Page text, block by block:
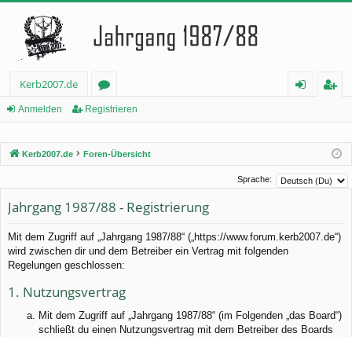
Kerb2007.de
or
de
rie
re
Anmelden Registrieren
Kerb2007.de Foren-Übersicht
Sprache:
Jahrgang 1987/88 - Registrierung
Mit dem Zugriff auf „Jahrgang 1987/88“ („https://www.forum.kerb2007.de“)
wird zwischen dir und dem Betreiber ein Vertrag mit folgenden
Regelungen geschlossen:
1. Nutzungsvertrag
Mit dem Zugriff auf „Jahrgang 1987/88“ (im Folgenden „das Board“)
schließt du einen Nutzungsvertrag mit dem Betreiber des Boards